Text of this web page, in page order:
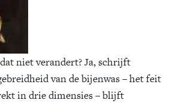
niet verandert? Ja, schrijft
van de bijenwas – het feit
in drie dimensies – blijft